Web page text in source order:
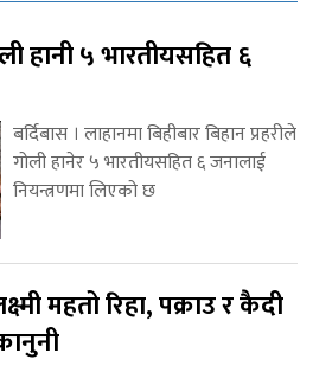
हानी ५ भारतीयसहित ६
बर्दिबास । लाहानमा बिहीबार बिहान प्रहरीले
गोली हानेर ५ भारतीयसहित ६ जनालाई
नियन्त्रणमा लिएको छ
महतो रिहा, पक्राउ र कैदी